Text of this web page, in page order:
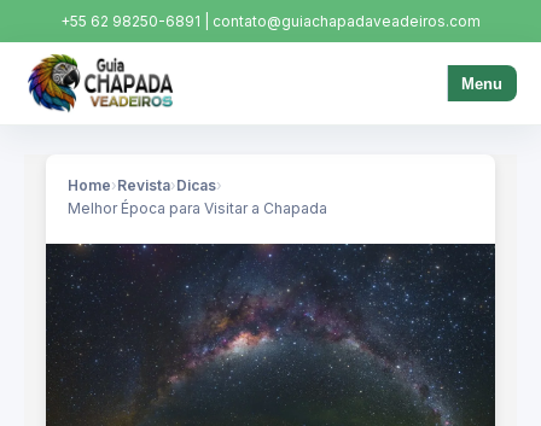
+55 62 98250-6891 | contato@guiachapadaveadeiros.com
Menu
Home›Revista›Dicas›
Melhor Época para Visitar a Chapada